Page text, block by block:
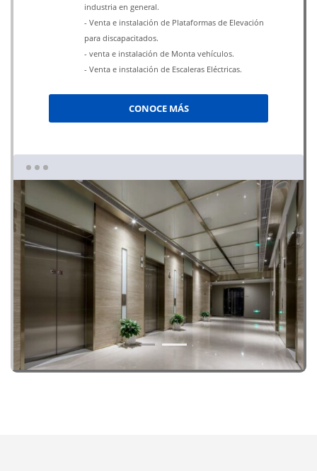
industria en general.
- Venta e instalación de Plataformas de Elevación
para discapacitados.
- venta e instalación de Monta vehículos.
- Venta e instalación de Escaleras Eléctricas.
CONOCE MÁS
1 2